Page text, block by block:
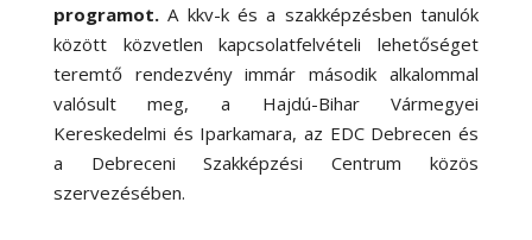
programot.A kkv-k és a szakképzésben tanulók
között közvetlen kapcsolatfelvételi lehetőséget
teremtő rendezvény immár második alkalommal
valósult meg, a Hajdú-Bihar Vármegyei
Kereskedelmi és Iparkamara, az EDC Debrecen és
a Debreceni Szakképzési Centrum közös
szervezésében.